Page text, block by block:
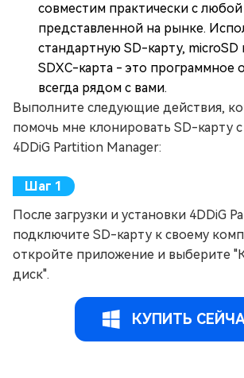
совместим практически с
представленной на рынке.
стандартную SD-карту, microSD
SDXC-карта - это программное
всегда рядом с вами.
Выполните следующие действия,
помочь мне клонировать SD-карту
4DDiG Partition Manager:
После загрузки и установки 4DDiG
подключите SD-карту к своему
откройте приложение и выберите
диск".
КУПИТЬ